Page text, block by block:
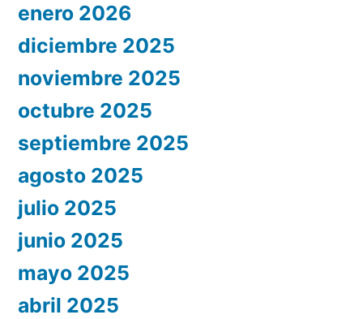
enero 2026
diciembre 2025
noviembre 2025
octubre 2025
septiembre 2025
agosto 2025
julio 2025
junio 2025
mayo 2025
abril 2025